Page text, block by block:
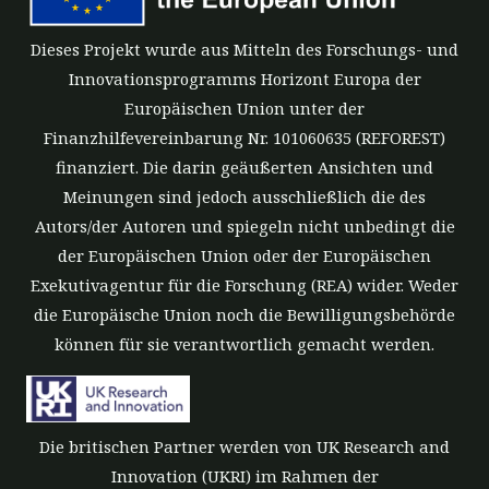
Dieses Projekt wurde aus Mitteln des Forschungs- und
Innovationsprogramms Horizont Europa der
Europäischen Union unter der
Finanzhilfevereinbarung Nr. 101060635 (REFOREST)
finanziert. Die darin geäußerten Ansichten und
Meinungen sind jedoch ausschließlich die des
Autors/der Autoren und spiegeln nicht unbedingt die
der Europäischen Union oder der Europäischen
Exekutivagentur für die Forschung (REA) wider. Weder
die Europäische Union noch die Bewilligungsbehörde
können für sie verantwortlich gemacht werden.
Die britischen Partner werden von UK Research and
Innovation (UKRI) im Rahmen der